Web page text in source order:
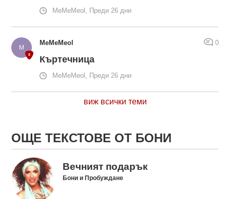
MeMeMeol, Преди 26 дни
MeMeMeol 0
Къртечница
MeMeMeol, Преди 26 дни
виж всички теми
ОЩЕ ТЕКСТОВЕ ОТ БОНИ
Вечният подарък
Бони и Пробуждане